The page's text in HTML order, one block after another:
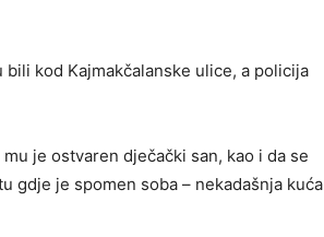
kod Kajmakčalanske ulice, a policija
je ostvaren dječački san, kao i da se
gdje je spomen soba – nekadašnja kuća